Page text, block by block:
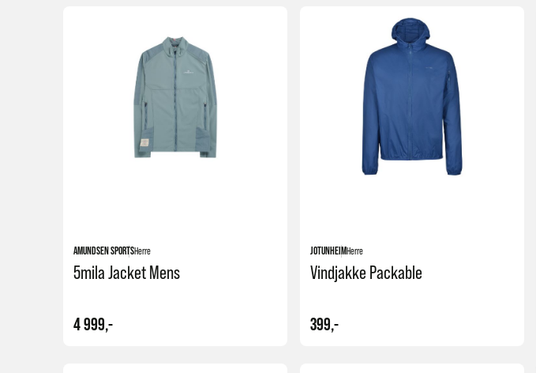
AMUNDSEN SPORTSHerre
5mila Jacket Mens
4 999,-
JOTUNHEIMHerre
Vindjakke Packable
399,-